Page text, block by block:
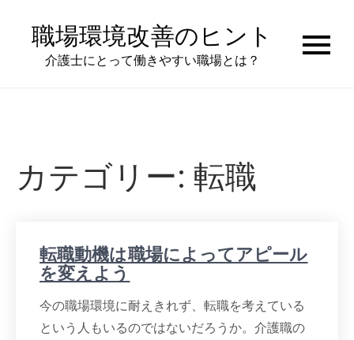
content
職場環境改善のヒント
介護士にとって働きやすい職場とは？
カテゴリー: 転職
転職動機は職場によってアピール
を変えよう
今の職場環境に耐えきれず、転職を考えている
という人もいるのではないだろうか。介護職の